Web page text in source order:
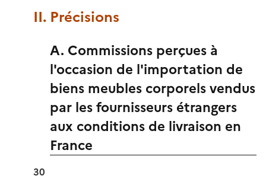
II. Précisions
A. Commissions perçues à
l'occasion de l'importation de
biens meubles corporels vendus
par les fournisseurs étrangers
aux conditions de livraison en
France
30